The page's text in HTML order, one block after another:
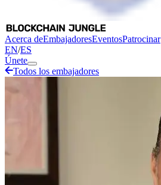
Acerca deEmbajadoresEventosPatrocinar
EN/ES
Únete
Todos los embajadores